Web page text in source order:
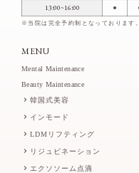
13:00~16:00 ●
※当院は完全予約制となっております。
MENU
Mental Maintenance
Beauty Maintenance
韓国式美容
インモード
LDMリフティング
リジュビネーション
エクソソーム点滴